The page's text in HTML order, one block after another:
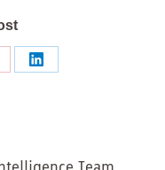
Share